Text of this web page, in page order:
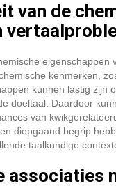
van de
kenmerken,
kunnen lastig zijn
doeltaal. Daardoor
van
diepgaand begrip
taalkundige
associaties